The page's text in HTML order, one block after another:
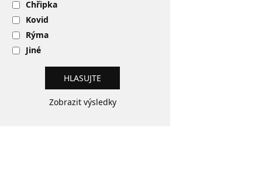
Chřipka
Kovid
Rýma
Jiné
Zobrazit výsledky